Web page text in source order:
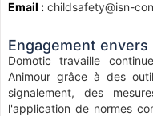
Email : childsafety@isn-
Engagement envers
Domotic travaille
Animour grâce à des
signalement, des
l'application de normes